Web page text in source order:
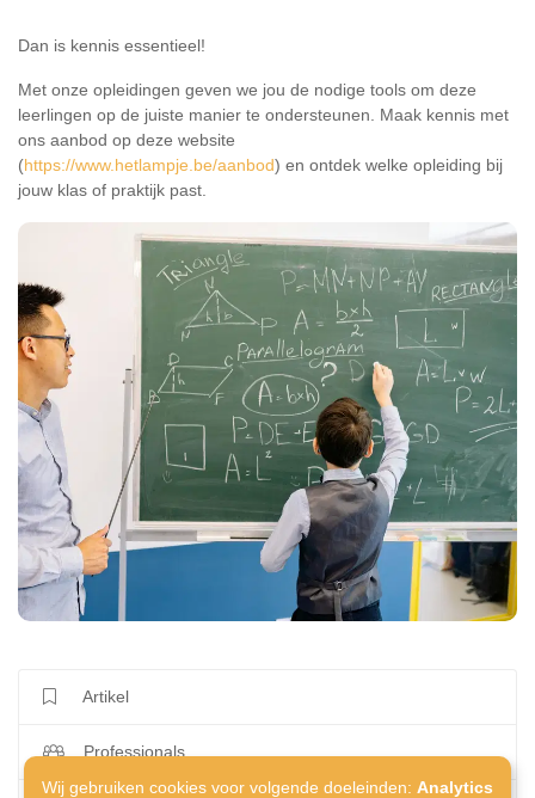
Wij gebruiken cookies voor volgende doeleinden: Analytics
Dan is kennis essentieel!
Met onze opleidingen geven we jou de nodige tools om deze
leerlingen op de juiste manier te ondersteunen. Maak kennis met
ons aanbod op deze website
(https://www.hetlampje.be/aanbod) en ontdek welke opleiding bij
jouw klas of praktijk past.
Artikel
Professionals